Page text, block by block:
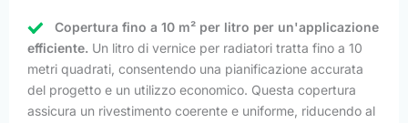
Copertura fino a 10 m² per litro per un'applicazione
efficiente. Un litro di vernice per radiatori tratta fino a 10
metri quadrati, consentendo una pianificazione accurata
del progetto e un utilizzo economico. Questa copertura
assicura un rivestimento coerente e uniforme, riducendo al